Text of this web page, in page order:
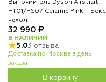
Выпрямитель Dyson Airstrait
HT01/HS07 Ceramic Pink + Бокс
чехол
32 990 ₽
В НАЛИЧИИ
5.03 отзыва
Доставка по Москве в день
заказа.
В корзину